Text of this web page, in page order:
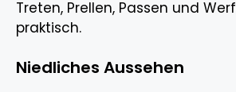
Treten, Prellen, Passen und
praktisch.
Niedliches Aussehen